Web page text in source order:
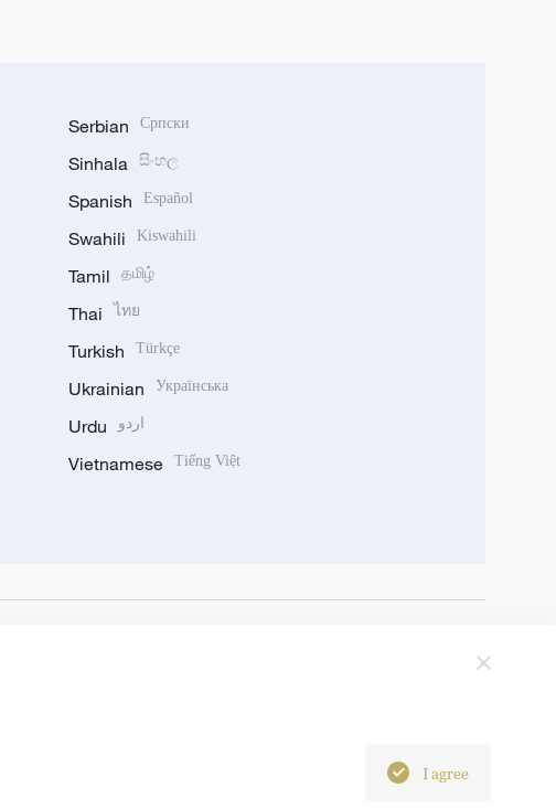
Serbian Српски
Sinhala සිංහල
Spanish Español
Swahili Kiswahili
Tamil தமிழ்
Thai ไทย
Turkish Türkçe
Ukrainian Українська
Urdu اردو
Vietnamese Tiếng Việt
I agree